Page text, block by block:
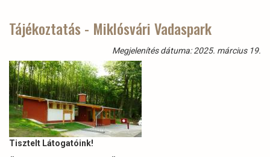
új
be
az
illegális
agancsgyűjtés
visszaszorítására)
Tájékoztatás - Miklósvári Vadaspark
Megjelenítés dátuma: 2025. március 19.
Tisztelt Látogatóink!